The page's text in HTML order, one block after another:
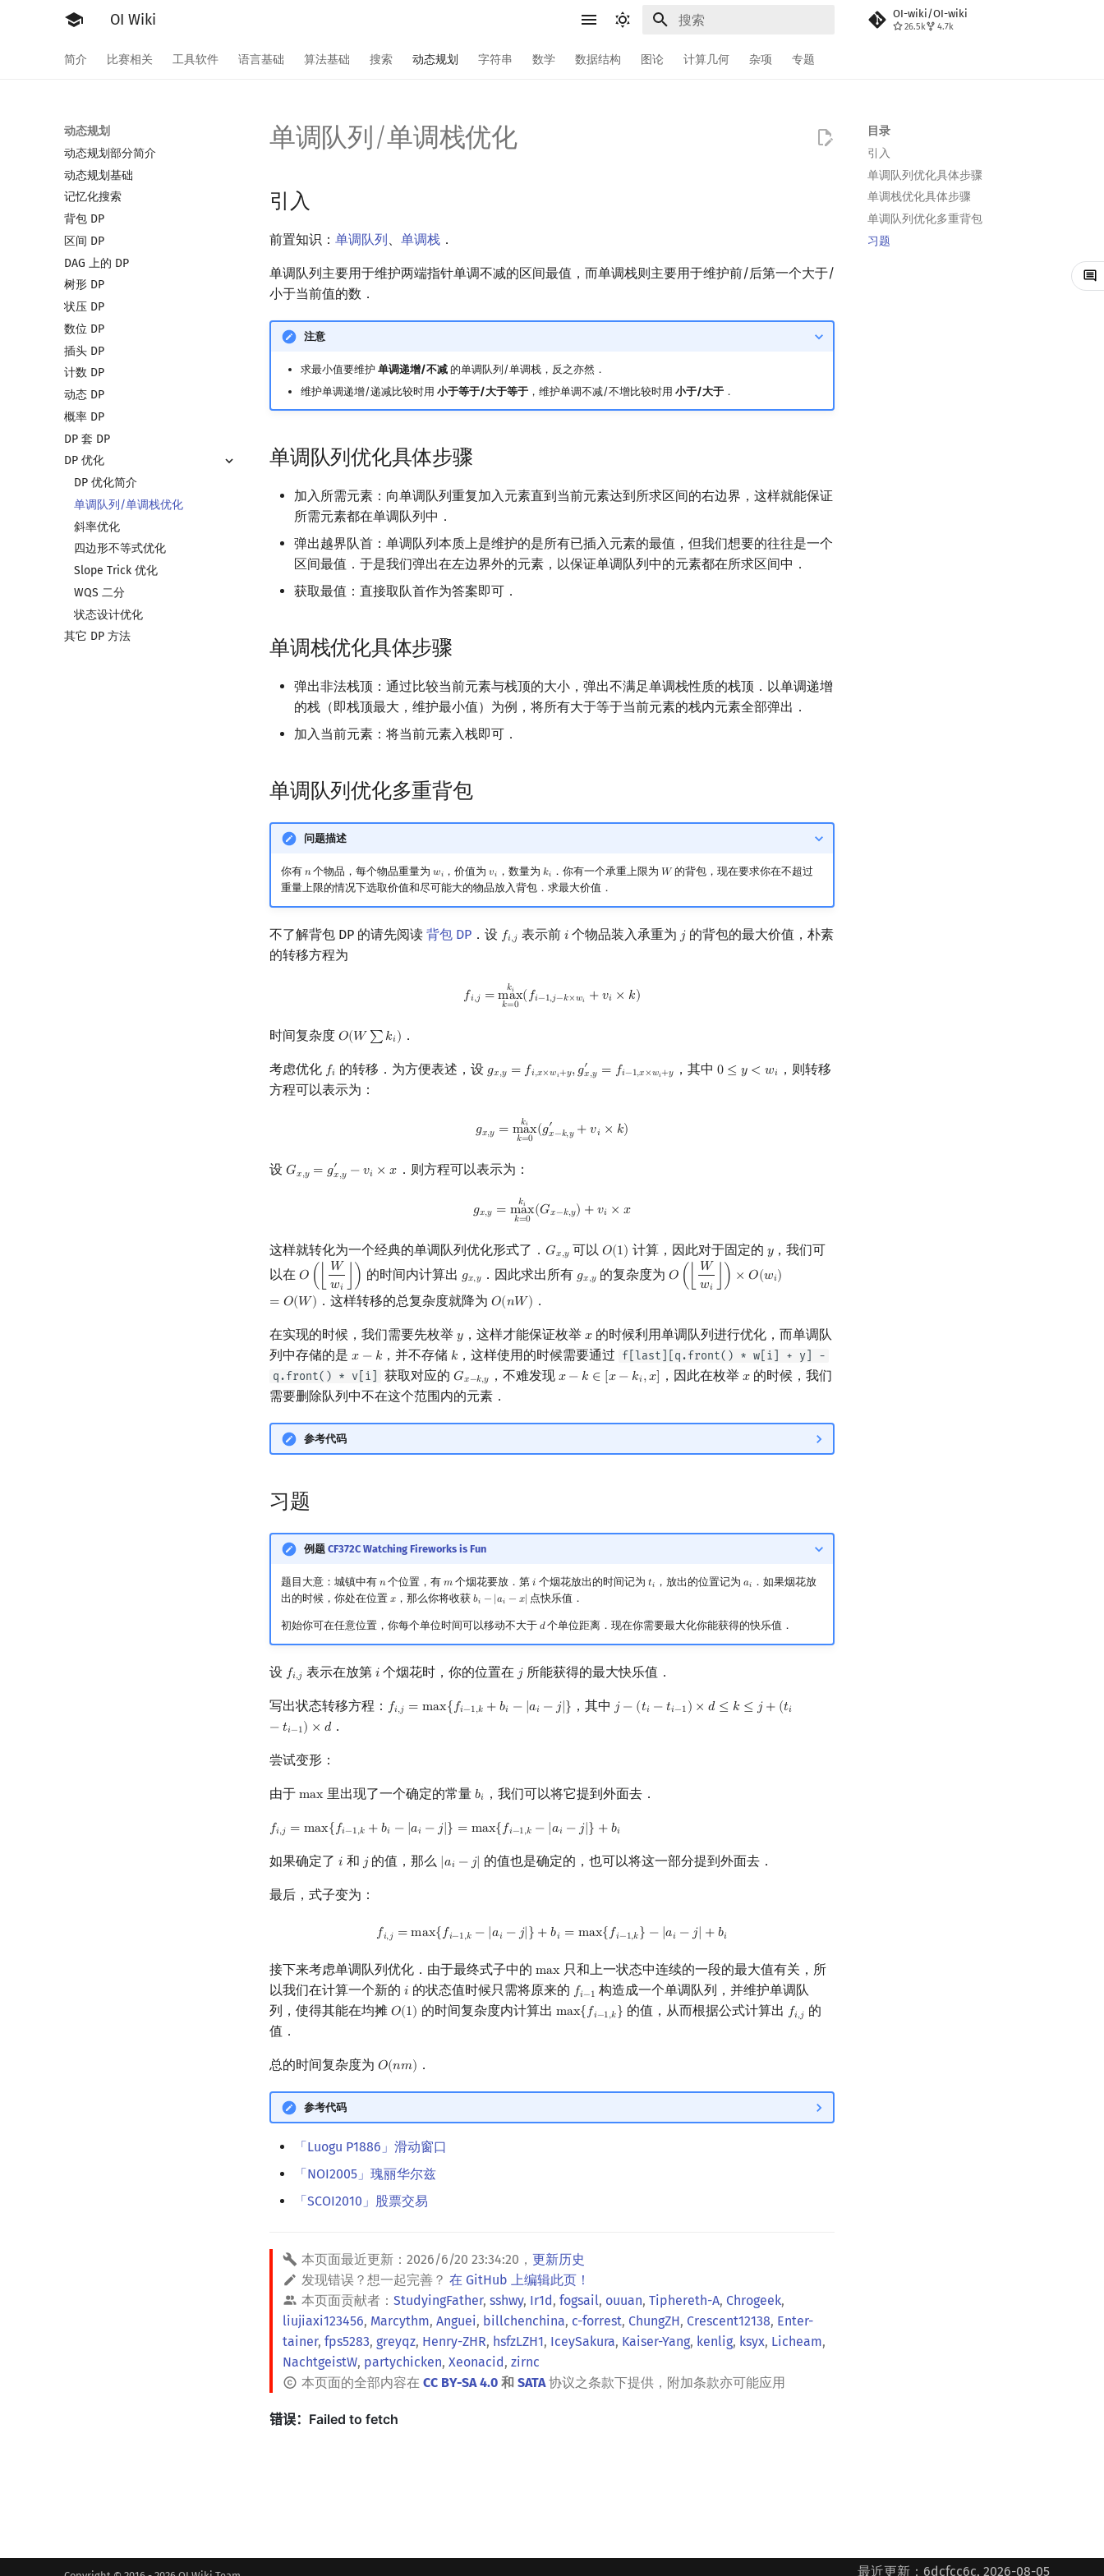
OI Wiki OI-wiki/OI-wiki
26.5k 4.7k
简介 比赛相关 工具软件 语言基础 算法基础 搜索 动态规划 字符串 数学 数据结构 图论 计算几何 杂项 专题
动态规划
动态规划部分简介
动态规划基础
记忆化搜索
背包 DP
区间 DP
DAG 上的 DP
树形 DP
状压 DP
数位 DP
插头 DP
计数 DP
动态 DP
概率 DP
DP 套 DP
DP 优化
DP 优化简介
单调队列/单调栈优化
斜率优化
四边形不等式优化
Slope Trick 优化
WQS 二分
状态设计优化
其它 DP 方法
目录
引入
单调队列优化具体步骤
单调栈优化具体步骤
单调队列优化多重背包
习题
单调队列/单调栈优化
引入
前置知识： 单调队列、 单调栈 ．
单调队列主要用于维护两端指针单调不减的区间最值，而单调栈则主要用于维护前/后第一个大于/
小于当前值的数．
注意
求最小值要维护 单调递增/不减的单调队列/单调栈，反之亦然．
维护单调递增/递减比较时用 小于等于/大于等于，维护单调不减/不增比较时用 小于/大于．
单调队列优化具体步骤
加入所需元素：向单调队列重复加入元素直到当前元素达到所求区间的右边界，这样就能保证
所需元素都在单调队列中．
弹出越界队首：单调队列本质上是维护的是所有已插入元素的最值，但我们想要的往往是一个
区间最值．于是我们弹出在左边界外的元素，以保证单调队列中的元素都在所求区间中．
获取最值：直接取队首作为答案即可．
单调栈优化具体步骤
弹出非法栈顶：通过比较当前元素与栈顶的大小，弹出不满足单调栈性质的栈顶．以单调递增
的栈（即栈顶最大，维护最小值）为例，将所有大于等于当前元素的栈内元素全部弹出．
加入当前元素：将当前元素入栈即可．
单调队列优化多重背包
问题描述
你有 𝑛
n个物品，每个物品重量为𝑤𝑖
wi ，价值为𝑣𝑖
vi ，数量为 𝑘𝑖
ki ．你有一个承重上限为 𝑊
W的背包，现在要求你在不超过
重量上限的情况下选取价值和尽可能大的物品放入背包．求最大价值．
不了解背包 DP 的请先阅读 背包 DP ．设 𝑓𝑖,𝑗
f,j 表示前 𝑖
i 个物品装入承重为 𝑗
j的背包的最大价值，朴素
的转移方程为
𝑓𝑖,𝑗 = 𝑘𝑖
max
𝑘=0 (𝑓𝑖−1,𝑗−𝑘×𝑤𝑖 +𝑣𝑖 × 𝑘)
f maxk=0k w i+ vi× k)
时间复杂度 𝑂(𝑊 ∑𝑘𝑖)
O(W∑ ki) ．
考虑优化 𝑓𝑖
f 的转移．为方便表述，设 𝑔𝑥,𝑦 = 𝑓𝑖,𝑥×𝑤𝑖+𝑦,𝑔′
𝑥,𝑦 = 𝑓𝑖−1,𝑥×𝑤𝑖+𝑦
gx,y =f ,x×wi+y,gx,y′= f− 1,x×wi+y ，其中 0 ≤ 𝑦 < 𝑤𝑖
0 ≤y <wi
，则转移
方程可以表示为：
𝑔𝑥,𝑦 = 𝑘𝑖
max
𝑘=0 (𝑔′
𝑥−𝑘,𝑦 +𝑣𝑖 × 𝑘)
x maxk=0k k y′ vi ×k
设 𝐺𝑥,𝑦 = 𝑔′
𝑥,𝑦 −𝑣𝑖 × 𝑥
Gx,y =g x,y′− vi×x ．则方程可以表示为：
𝑔𝑥,𝑦 = 𝑘𝑖
max
𝑘=0 (𝐺𝑥−𝑘,𝑦) +𝑣𝑖 × 𝑥
gx maxk=0k − k, )+ vi ×x
这样就转化为一个经典的单调队列优化形式了． 𝐺𝑥,𝑦
Gx,y 可以𝑂(1)
O(1) 计算，因此对于固定的 𝑦
y，我们可
以在 𝑂 (
𝑊
𝑤𝑖
)
O( ⌊ wi⌋ 的时间内计算出 𝑔𝑥,𝑦
gx,y．因此求出所有 𝑔𝑥,𝑦
gx,y 的复杂度为 𝑂 (
𝑊
𝑤𝑖
) × 𝑂(𝑤𝑖)
= 𝑂(𝑊)
O( ⌊ wi⌋ O (w i)=O(W
．这样转移的总复杂度就降为𝑂(𝑛𝑊)
O(nW) ．
在实现的时候，我们需要先枚举 𝑦
y，这样才能保证枚举 𝑥
x的时候利用单调队列进行优化，而单调队
列中存储的是 𝑥 − 𝑘
x−k ，并不存储 𝑘
k ，这样使用的时候需要通过 f[last][q.front() * w[i] + y] -
q.front() * v[i]
获取对应的 𝐺𝑥−𝑘,𝑦
Gx−k,y ，不难发现 𝑥− 𝑘 ∈ [𝑥− 𝑘𝑖,𝑥]
x−k∈[ x− ki, x] ，因此在枚举 𝑥
x的时候，我们
需要删除队列中不在这个范围内的元素．
参考代码
习题
例题 CF372C Watching Fireworks is Fun
题目大意：城镇中有 𝑛
n个位置，有𝑚
m 个烟花要放．第𝑖i 个烟花放出的时间记为 𝑡𝑖
ti ，放出的位置记为 𝑎𝑖
ai ．如果烟花放
出的时候，你处在位置 𝑥
x，那么你将收获 𝑏𝑖 − |𝑎𝑖 − 𝑥|
bi −| ai− x| 点快乐值．
初始你可在任意位置，你每个单位时间可以移动不大于 𝑑
d个单位距离．现在你需要最大化你能获得的快乐值．
设 𝑓𝑖,𝑗
f,j 表示在放第 𝑖
i 个烟花时，你的位置在 𝑗
j所能获得的最大快乐值．
写出状态转移方程： 𝑓𝑖,𝑗 = max{𝑓𝑖−1,𝑘 +𝑏𝑖 − |𝑎𝑖 −𝑗|}
f,j= max{f− 1,k+bi −| ai−j| ，其中 𝑗 − (𝑡𝑖 −𝑡𝑖−1) × 𝑑 ≤ 𝑘 ≤ 𝑗 + (𝑡𝑖
−𝑡𝑖−1) × 𝑑
j−(t i−ti −1 )×d≤k≤ +( ti− ti −1 )× d
．
尝试变形：
由于 max
max 里出现了一个确定的常量 𝑏𝑖
bi ，我们可以将它提到外面去．
𝑓𝑖,𝑗 = max{𝑓𝑖−1,𝑘 +𝑏𝑖 − |𝑎𝑖 −𝑗|} = max{𝑓𝑖−1,𝑘 − |𝑎𝑖 −𝑗|} +𝑏𝑖
f,j= max{f− 1,k+bi −| ai−j| =max{ f− 1,k−|ai− j|}+bi
如果确定了 𝑖
i 和 𝑗
j的值，那么 |𝑎𝑖 −𝑗|
|ai −j| 的值也是确定的，也可以将这一部分提到外面去．
最后，式子变为：
𝑓𝑖,𝑗 = max{𝑓𝑖−1,𝑘 − |𝑎𝑖 −𝑗|} +𝑏𝑖 = max{𝑓𝑖−1,𝑘} − |𝑎𝑖 −𝑗| +𝑏𝑖
f,j=max { f−1 ,k − |a i−j| }+bi= max{f− 1,k − | a i−j |+ b i
接下来考虑单调队列优化．由于最终式子中的 max
max只和上一状态中连续的一段的最大值有关，所
以我们在计算一个新的 𝑖
i 的状态值时候只需将原来的 𝑓𝑖−1
f−1 构造成一个单调队列，并维护单调队
列，使得其能在均摊 𝑂(1)
O(1) 的时间复杂度内计算出 max{𝑓𝑖−1,𝑘}
max{f−1,k} 的值，从而根据公式计算出 𝑓𝑖,𝑗
f,j 的
值．
总的时间复杂度为 𝑂(𝑛𝑚)
O(nm) ．
参考代码
「Luogu P1886」滑动窗口
「NOI2005」瑰丽华尔兹
「SCOI2010」股票交易
本页面最近更新： 2026/6/20 23:34:20 ， 更新历史
发现错误？想一起完善？ 在 GitHub 上编辑此页！
本页面贡献者： StudyingFather, sshwy, Ir1d , fogsail, ouuan, Tiphereth-A, Chrogeek,
liujiaxi123456, Marcythm, Anguei, billchenchina, c-forrest, ChungZH, Crescent12138, Enter-
tainer, fps5283, greyqz, Henry-ZHR, hsfzLZH1, IceySakura, Kaiser-Yang, kenlig, ksyx, Licheam,
NachtgeistW, partychicken, Xeonacid , zirnc
本页面的全部内容在 CC BY-SA 4.0 和 SATA协议之条款下提供，附加条款亦可能应用
最近更新：6dcfcc6c, 2026-08-05